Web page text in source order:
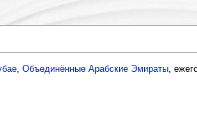
, Объединённые Арабские Эмираты,